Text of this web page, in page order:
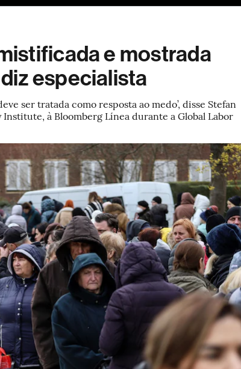
e mostrada
especialista
ser tratada como resposta ao medo’, disse Stefan
à Bloomberg Línea durante a Global Labor